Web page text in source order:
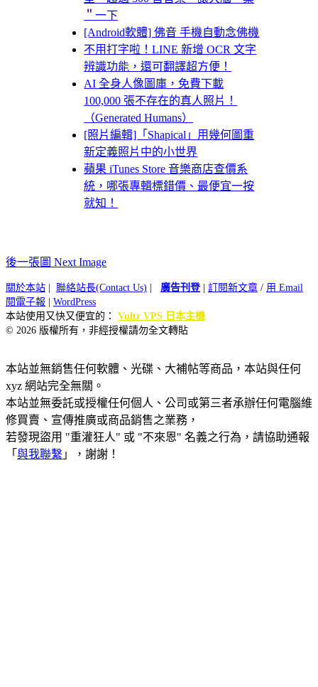
＂一下
[Android軟體] 佛音 手機自動念佛機
不用打字啦！LINE 新增 OCR 文字
辨識功能，還可翻譯超方便！
AI 全身人像圖庫，免費下載
100,000 張不存在的真人照片！
（Generated Humans）
[照片編輯]「Shapical」用幾何圖重
新定義照片中的小世界
蘋果 iTunes Store 音樂商店查價系
統，哪張專輯標錯價、最便宜一按
就知！
後一張圖 Next Image
關於本站 聯絡站長(Contact Us) 廣告刊登| 訂閱新文章 / 用 Email
閱電子報
WordPress
本站使用又快又便宜的： Vultr VPS 日本主機
© 2026 版權所有，非經授權請勿全文轉貼
本站並無銷售任何軟體、光碟、大補帖等商品，本站與任何
xyz 網站完全無關。
本站並無委託或授權任何個人、公司或第三者承辦任何電腦維
修買賣、宣傳推廣或商品銷售之業務，
若發現盜用 "重灌狂人" 或 "不來恩" 名義之行為，請協助通報
「 與我聯繫 」，謝謝！